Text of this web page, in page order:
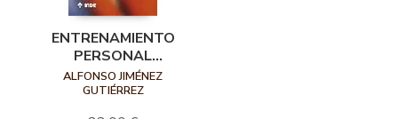
ENTRENAMIENTO
PERSONAL
(PERSONAL
TRAINING) 3ª
ALFONSO JIMÉNEZ
GUTIÉRREZ